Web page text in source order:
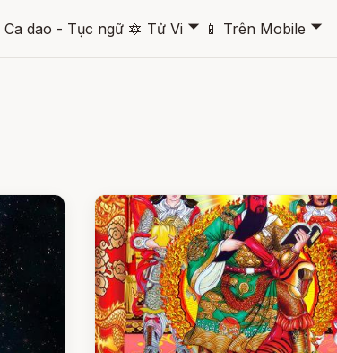
Ca dao - Tục ngữ 🔯 Tử Vi 🞃 📱 Trên Mobile 🞃